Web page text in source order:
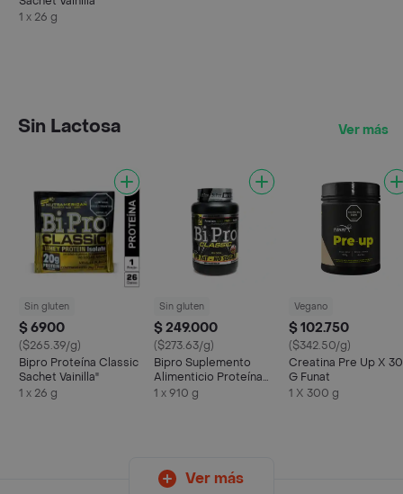
1 x 26 g
Sin Lactosa Ver más
Sin gluten
$ 6900
($265.39/g)
Bipro Proteína Classic
Sachet Vainilla"
1 x 26 g
Sin gluten
$ 249.000
($273.63/g)
Bipro Suplemento
Alimenticio Proteína
Megaplex
1 x 910 g
Vegano
$ 102.750
($342.50/g)
Creatina Pre Up X
G Funat
1 X 300 g
Ver más